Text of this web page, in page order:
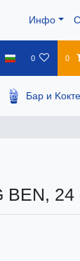
Инфо
0 0
Бар и
BEN, 24